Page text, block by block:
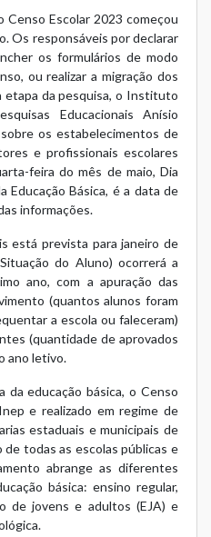
Censo Escolar 2023 começou
Os responsáveis por declarar
os formulários de modo
ou realizar a migração dos
etapa da pesquisa, o Instituto
Educacionais Anísio
os estabelecimentos de
e profissionais escolares
feira do mês de maio, Dia
Educação Básica, é a data de
informações.
está prevista para janeiro de
do Aluno) ocorrerá a
ano, com a apuração das
(quantos alunos foram
a escola ou faleceram)
(quantidade de aprovados
ano letivo.
da educação básica, o Censo
e realizado em regime de
estaduais e municipais de
de todas as escolas públicas e
abrange as diferentes
básica: ensino regular,
de jovens e adultos (EJA) e